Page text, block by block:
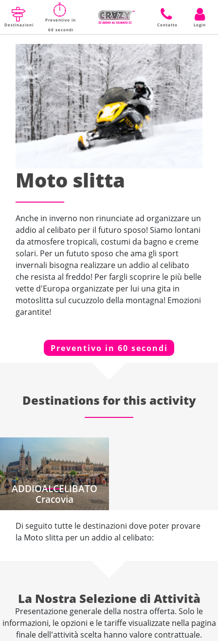
Destinazioni
Preventivo in
60 secondi
Contatto Login
Moto slitta
Anche in inverno non rinunciate ad organizzare un
addio al celibato per il futuro sposo! Siamo lontani
da atmosfere tropicali, costumi da bagno e creme
solari. Per un fututo sposo che ama gli sport
invernali bisogna realizzare un addio al celibato
che resista al freddo! Per fargli scoprire le più belle
vette d'Europa organizzate per lui una gita in
motoslitta sul cucuzzolo della montagna! Emozioni
garantite!
Preventivo in 60 secondi
Destinations for this activity
ADDIOALCELIBATO
Cracovia
Di seguito tutte le destinazioni dove poter provare
la Moto slitta per un addio al celibato:
La Nostra Selezione di Attività
Presentazione generale della nostra offerta. Solo le
informazioni, le opzioni e le tariffe visualizzate nella pagina
finale dell'attività scelta hanno valore contrattuale.